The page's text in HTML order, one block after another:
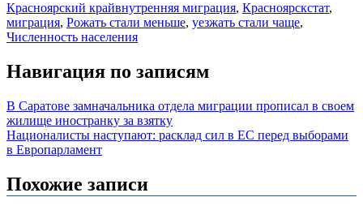
Красноярский крайвнутренняя миграция, Красноярскстат,
миграция, Рожать стали меньше, уезжать стали чаще,
Численность населения
Навигация по записям
В Саратове замначальника отдела миграции прописал в своем
жилище иностранку за взятку
Националисты наступают: расклад сил в ЕС перед выборами
в Европарламент
Похожие записи